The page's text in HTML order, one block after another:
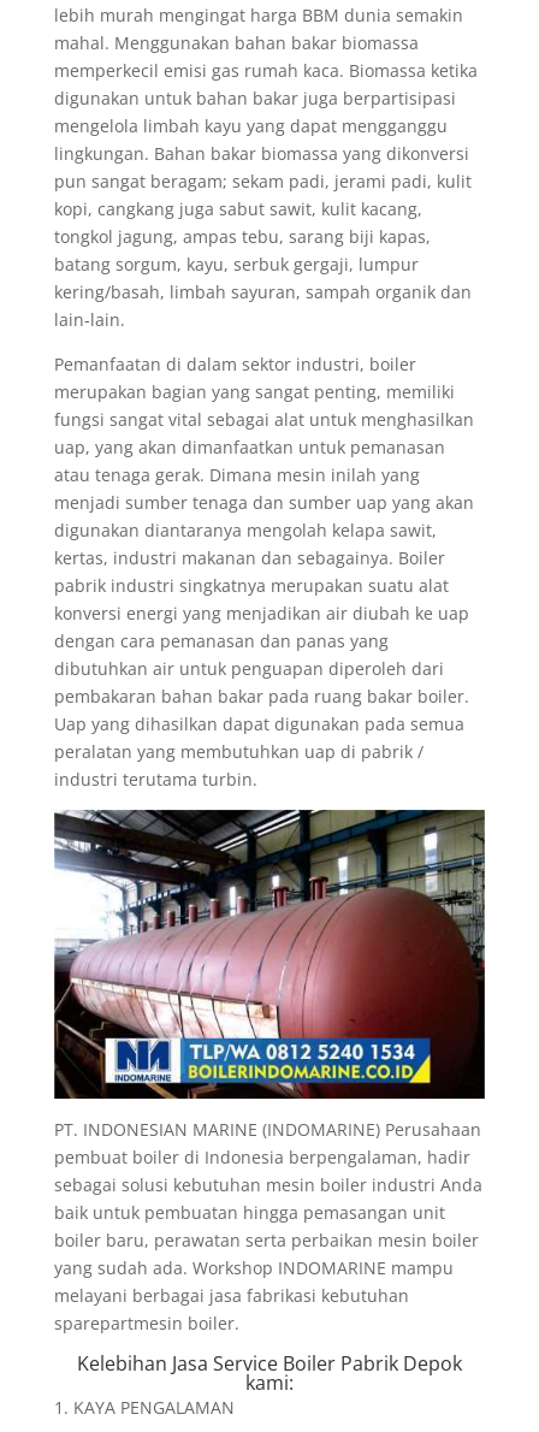
lebih murah mengingat harga BBM dunia semakin
mahal. Menggunakan bahan bakar biomassa
memperkecil emisi gas rumah kaca. Biomassa ketika
digunakan untuk bahan bakar juga berpartisipasi
mengelola limbah kayu yang dapat mengganggu
lingkungan. Bahan bakar biomassa yang dikonversi
pun sangat beragam; sekam padi, jerami padi, kulit
kopi, cangkang juga sabut sawit, kulit kacang,
tongkol jagung, ampas tebu, sarang biji kapas,
batang sorgum, kayu, serbuk gergaji, lumpur
kering/basah, limbah sayuran, sampah organik dan
lain-lain.
Pemanfaatan di dalam sektor industri, boiler
merupakan bagian yang sangat penting, memiliki
fungsi sangat vital sebagai alat untuk menghasilkan
uap, yang akan dimanfaatkan untuk pemanasan
atau tenaga gerak. Dimana mesin inilah yang
menjadi sumber tenaga dan sumber uap yang akan
digunakan diantaranya mengolah kelapa sawit,
kertas, industri makanan dan sebagainya. Boiler
pabrik industri singkatnya merupakan suatu alat
konversi energi yang menjadikan air diubah ke uap
dengan cara pemanasan dan panas yang
dibutuhkan air untuk penguapan diperoleh dari
pembakaran bahan bakar pada ruang bakar boiler.
Uap yang dihasilkan dapat digunakan pada semua
peralatan yang membutuhkan uap di pabrik /
industri terutama turbin.
PT. INDONESIAN MARINE (INDOMARINE) Perusahaan
pembuat boiler di Indonesia berpengalaman, hadir
sebagai solusi kebutuhan mesin boiler industri Anda
baik untuk pembuatan hingga pemasangan unit
boiler baru, perawatan serta perbaikan mesin boiler
yang sudah ada. Workshop INDOMARINE mampu
melayani berbagai jasa fabrikasi kebutuhan
sparepartmesin boiler.
Kelebihan Jasa Service Boiler Pabrik Depok
kami:
KAYA PENGALAMAN